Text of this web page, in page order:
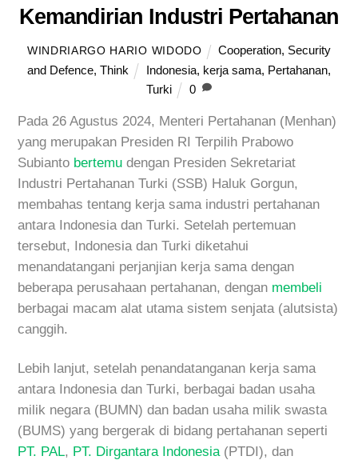
Kemandirian Industri Pertahanan
WINDRIARGO HARIO WIDODO Cooperation, Security
and Defence, Think Indonesia, kerja sama, Pertahanan,
Turki
0
Pada 26 Agustus 2024, Menteri Pertahanan (Menhan)
yang merupakan Presiden RI Terpilih Prabowo
Subianto bertemu dengan Presiden Sekretariat
Industri Pertahanan Turki (SSB) Haluk Gorgun,
membahas tentang kerja sama industri pertahanan
antara Indonesia dan Turki. Setelah pertemuan
tersebut, Indonesia dan Turki diketahui
menandatangani perjanjian kerja sama dengan
beberapa perusahaan pertahanan, dengan membeli
berbagai macam alat utama sistem senjata (alutsista)
canggih.
Lebih lanjut, setelah penandatanganan kerja sama
antara Indonesia dan Turki, berbagai badan usaha
milik negara (BUMN) dan badan usaha milik swasta
(BUMS) yang bergerak di bidang pertahanan seperti
PT. PAL, PT. Dirgantara Indonesia (PTDI), dan